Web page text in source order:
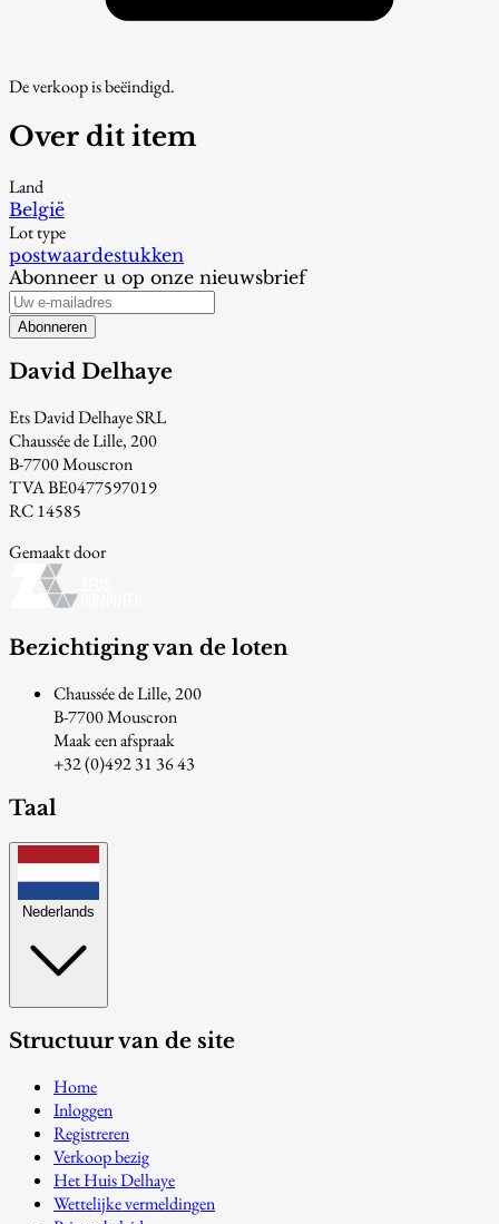
De verkoop is beëindigd.
Over dit item
Land
België
Lot type
postwaardestukken
Abonneer u op onze nieuwsbrief
Abonneren
David Delhaye
Ets David Delhaye SRL
Chaussée de Lille, 200
B-7700 Mouscron
TVA BE0477597019
RC 14585
Gemaakt door
Bezichtiging van de loten
Chaussée de Lille, 200
B-7700 Mouscron
Maak een afspraak
+32 (0)492 31 36 43
Taal
Nederlands
Structuur van de site
Home
Inloggen
Registreren
Verkoop bezig
Het Huis Delhaye
Wettelijke vermeldingen